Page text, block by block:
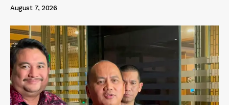
August 7, 2026